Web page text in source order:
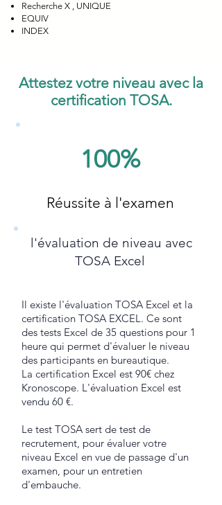
Recherche X , UNIQUE
EQUIV
INDEX
Attestez votre niveau avec la
certification TOSA.
100%
Réussite à l'examen
l'évaluation de niveau avec
TOSA Excel
Il existe l'évaluation TOSA Excel et la
certification TOSA EXCEL. Ce sont
des tests Excel de 35 questions pour 1
heure qui permet d'évaluer le niveau
des participants en bureautique.
La certification Excel est 90€ chez
Kronoscope. L'évaluation Excel est
vendu 60 €.
Le test TOSA sert de test de
recrutement, pour évaluer votre
niveau Excel en vue de passage d'un
examen, pour un entretien
d'embauche.